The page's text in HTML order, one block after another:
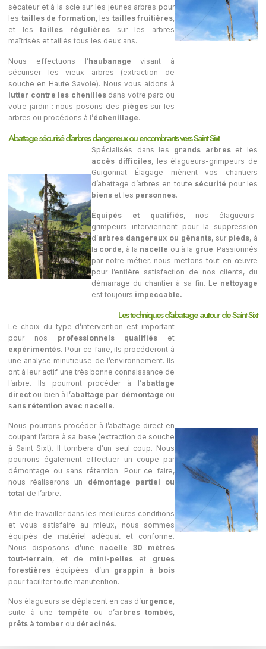
sécateur et à la scie sur les jeunes arbres pour
les tailles de formation, les tailles fruitières,
et lestailles régulières sur les arbres
maîtrisés et taillés tous les deux ans.
Nous effectuons l’haubanage visant à
sécuriser les vieux arbres (extraction de
souche en Haute Savoie). Nous vous aidons à
lutter contre les chenillesdans votre parc ou
votre jardin : nous posons des piègessur les
arbres ou procédons à l’échenillage.
Abattage sécurisé d’arbres dangereux ou encombrants vers Saint Sixt
Spécialisés dans les grands arbreset les
accès difficiles, les élagueurs-grimpeurs de
Guigonnat Élagage mènent vos chantiers
d’abattage d’arbres en toute sécurité pour les
biens et les personnes.
Équipés et qualifiés, nos élagueurs-
grimpeurs interviennent pour la suppression
d’arbres dangereux ou gênants, sur pieds, à
la corde, à la nacelle ou à la grue. Passionnés
par notre métier, nous mettons tout en œuvre
pour l’entière satisfaction de nos clients, du
démarrage du chantier à sa fin. Le nettoyage
est toujours impeccable.
Les techniques d'abattage autour de Saint Sixt
Le choix du type d’intervention est important
pour nos professionnels qualifiés et
expérimentés. Pour ce faire, ils procéderont à
une analyse minutieuse de l’environnement. Ils
ont à leur actif une très bonne connaissance de
l’arbre. Ils pourront procéder à l’abattage
direct ou bien à l’abattage par démontage ou
sans rétention avec nacelle.
Nous pourrons procéder à l’abattage direct en
coupant l’arbre à sa base (extraction de souche
à Saint Sixt). Il tombera d’un seul coup. Nous
pourrons également effectuer un coupe par
démontage ou sans rétention. Pour ce faire,
nous réaliserons un démontage partiel ou
total de l’arbre.
Afin de travailler dans les meilleures conditions
et vous satisfaire au mieux, nous sommes
équipés de matériel adéquat et conforme.
Nous disposons d’une nacelle 30 mètres
tout-terrain, et de mini-pelleset grues
forestières équipées d’un grappin à bois
pour faciliter toute manutention.
Nos élagueurs se déplacent en cas d’urgence,
suite à une tempête ou d’arbres tombés,
prêts à tomber ou déracinés.